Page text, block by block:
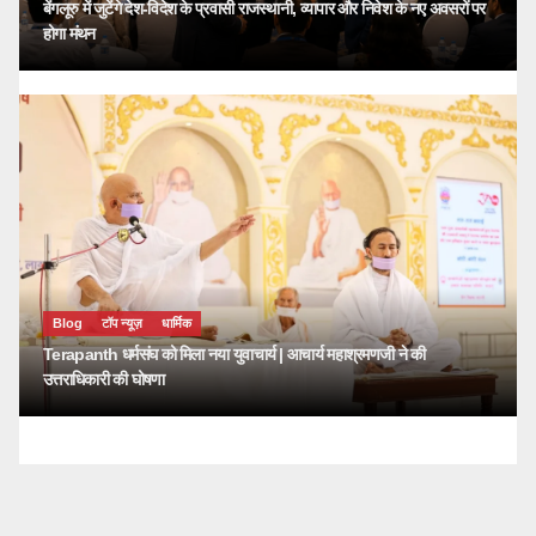
बेंगलूरु में जुटेंगे देश-विदेश के प्रवासी राजस्थानी, व्यापार और निवेश के नए अवसरों पर
होगा मंथन
Blog टॉप न्यूज़ धार्मिक
Terapanth धर्मसंघ को मिला नया युवाचार्य | आचार्य महाश्रमणजी ने की
उत्तराधिकारी की घोषणा